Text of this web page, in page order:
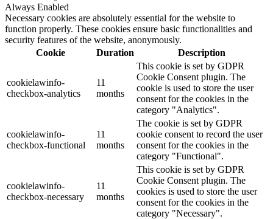
Always Enabled
Necessary cookies are absolutely essential for the website to
function properly. These cookies ensure basic functionalities and
security features of the website, anonymously.
Cookie
Duration Description
cookielawinfo-
checkbox-analytics
11
months
This cookie is set by GDPR
Cookie Consent plugin. The
cookie is used to store the user
consent for the cookies in the
category "Analytics".
cookielawinfo-
checkbox-functional
11
months
The cookie is set by GDPR
cookie consent to record the user
consent for the cookies in the
category "Functional".
cookielawinfo-
checkbox-necessary
11
months
This cookie is set by GDPR
Cookie Consent plugin. The
cookies is used to store the user
consent for the cookies in the
category "Necessary".